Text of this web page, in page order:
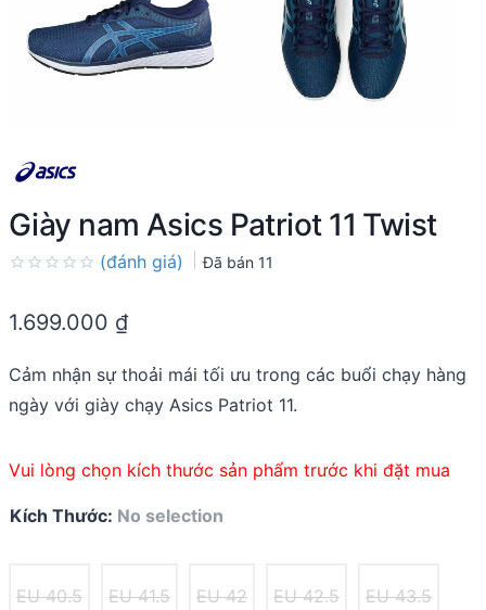
Giày nam Asics Patriot 11 Twist
out
(đánh giá) Đã bán 11
1.699.000 ₫
Cảm nhận sự thoải mái tối ưu trong các buổi chạy hàng
ngày với giày chạy Asics Patriot 11.
Vui lòng chọn kích thước sản phẩm trước khi đặt mua
Kích Thước: No selection
EU 40.5 EU 41.5 EU 42 EU 42.5 EU 43.5